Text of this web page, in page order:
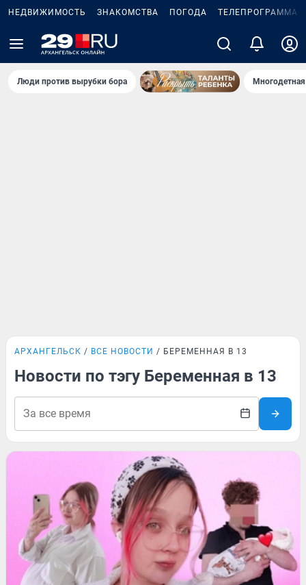
НЕДВИЖИМОСТЬ ЗНАКОМСТВА ПОГОДА ТЕЛЕПРОГРАММА
Люди против вырубки бора
АРХАНГЕЛЬСК ВСЕ НОВОСТИ БЕРЕМЕННАЯ В 13
Новости по тэгу Беременная в 13